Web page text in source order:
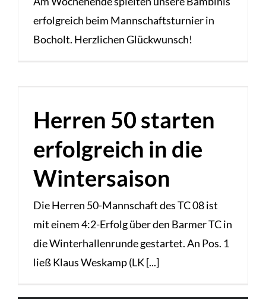
erfolgreich beim Mannschaftsturnier in
Bocholt. Herzlichen Glückwunsch!
Herren 50 starten
erfolgreich in die
Wintersaison
Die Herren 50-Mannschaft des TC 08 ist
mit einem 4:2-Erfolg über den Barmer TC in
die Winterhallenrunde gestartet. An Pos. 1
ließ Klaus Weskamp (LK [...]